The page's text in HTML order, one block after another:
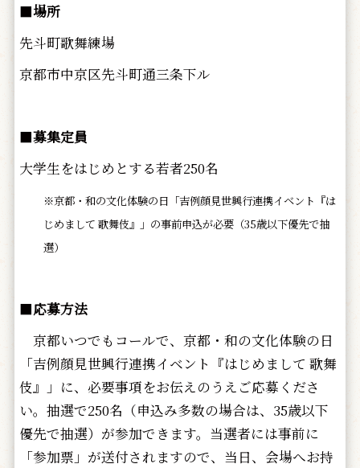
■場所
先斗町歌舞練場
京都市中京区先斗町通三条下ル
■募集定員
大学生をはじめとする若者250名
※京都・和の文化体験の日「吉例顔見世興行連携イベント『は
じめまして 歌舞伎』」の事前申込が必要（35歳以下優先で抽
選）
■応募方法
京都いつでもコールで、京都・和の文化体験の日
「吉例顔見世興行連携イベント『はじめまして 歌舞
伎』」に、必要事項をお伝えのうえご応募くださ
い。抽選で250名（申込み多数の場合は、35歳以下
優先で抽選）が参加できます。当選者には事前に
「参加票」が送付されますので、当日、会場へお持